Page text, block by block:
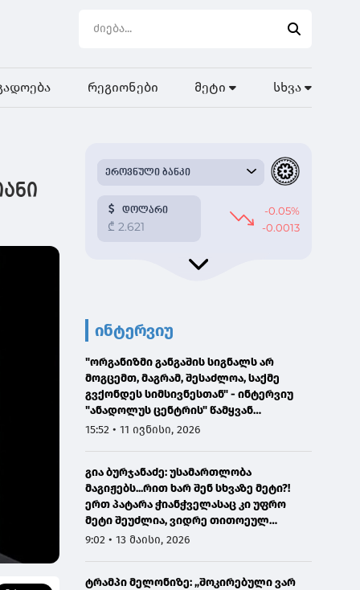
რეგიონები მეტი სხვა
ინტერვიუ
"ორგანიზმი განგაშის სიგნალს არ
მოგცემთ, მაგრამ, შესაძლოა, საქმე
გვქონდეს სიმსივნესთან" - ინტერვიუ
"ანადოლუს ცენტრის" წამყვან
ონკოლოგთან
15:52 • 11 ივნისი, 2026
გია ბურჯანაძე: უსამართლობა
მაგიჟებს...რით ხარ შენ სხვაზე მეტი?!
ერთ პატარა ჭიანჭველასაც კი უფრო
მეტი შეუძლია, ვიდრე თითოეულ
ჩვენგანს...
9:02 • 13 მაისი, 2026
ტრამპი მელონიზე: „შოკირებული ვარ